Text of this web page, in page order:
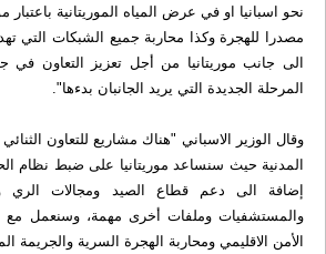
نحو اسبانيا او في عرض المياه الموريتانية باعتبار
مصدرا للهجرة وكذا محاربة جميع الشبكات التي
الى جانب موريتانيا من أجل تعزيز التعاون في
المرحلة الجديدة التي يريد الجانبان بدءها".
وقال الوزير الاسباني "هناك مشاريع للتعاون
المدنية حيث سنساعد موريتانيا على ضبط نظام
إضافة الى دعم قطاع الصيد ومجالات الري
والمستشفيات وملفات أخرى مهمة، وسنعمل مع
الأمن الاقليمي ومحاربة الهجرة السرية والجريمة